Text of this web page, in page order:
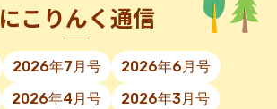
にこりんく通信
2026年7月号
2026年6月号
2026年4月号
2026年3月号